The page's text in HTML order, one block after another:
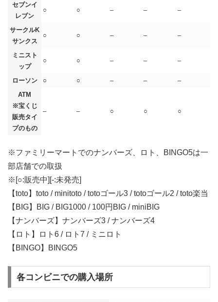
セブンイ
レブン
○ ○ – – –
サークルK
サンクス
○ ○ – – –
ミニスト
ップ
○ ○ – – –
ローソン ○ ○ – –
–
ATM
※宝くじ
販売タイ
プのもの
– – ○ ○ ○
※ファミリーマートでのナンバーズ、ロト、BINGO5は一
部店舗での取扱
※[○:販売中][-:未発売]
【toto】toto / minitoto / totoゴール3 / totoゴール2 / toto楽当
【BIG】BIG / BIG1000 / 100円BIG / miniBIG
【ナンバーズ】ナンバーズ3 / ナンバーズ4
【ロト】ロト6 / ロト7 / ミニロト
【BINGO】BINGO5
各コンビニでの購入場所